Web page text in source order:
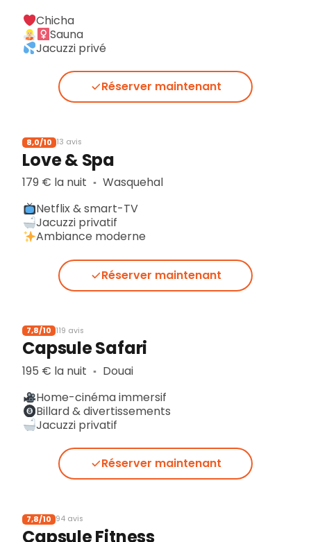
Chicha
Sauna
Jacuzzi privé
Réserver maintenant
8,0/10 13 avis
Love & Spa
179 € la nuit ▪︎ Wasquehal
Netflix & smart-TV
Jacuzzi privatif
Ambiance moderne
Réserver maintenant
7,8/10 119 avis
Capsule Safari
195 € la nuit ▪︎ Douai
Home-cinéma immersif
Billard & divertissements
Jacuzzi privatif
Réserver maintenant
7,8/10 94 avis
Capsule Fitness